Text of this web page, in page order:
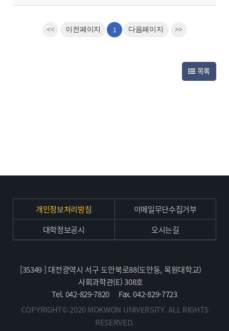
<< 이전페이지 1 다음페이지 >>
목록
개인정보처리방침
이메일무단수집거부
대학정보공시
오시는길
[35349 ] 대전광역시 서구 도안북로88(도안동, 목원대학교)
사회과학관(E) 308호
Tel. 042-829-7820
Fax. 042-829-7723
COPYRIGHT© 2020 MOKWON UNIVERSITY. ALL RIGHTS
RESERVED.